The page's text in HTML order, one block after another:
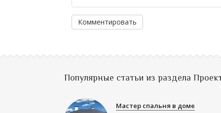
Комментировать
Популярные статьи из раздела
Мастер спальня в доме